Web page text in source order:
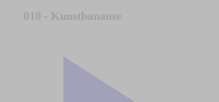
010 - Kunstbanause